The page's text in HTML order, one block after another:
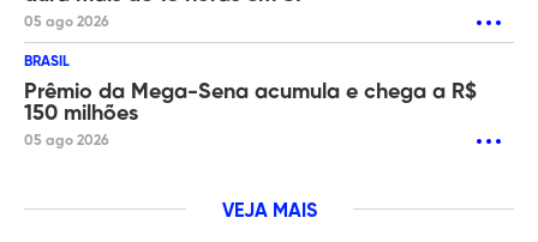
05 ago 2026
BRASIL
Prêmio da Mega-Sena acumula e chega a R$
150 milhões
05 ago 2026
VEJA MAIS